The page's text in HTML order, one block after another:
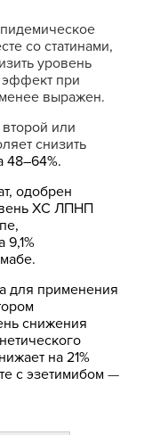
со статинами,
уровень
при
выражен.
или
снизить
48–64%.
одобрен
ХС ЛПНП
9,1%
для применения
снижения
на 21%
с эзетимибом —